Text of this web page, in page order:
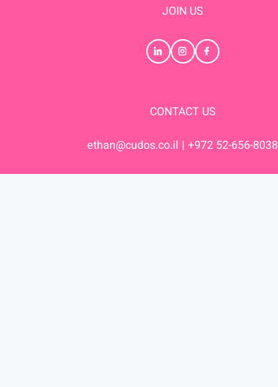
JOIN US
CONTACT US
+972 52-656-8038
ethan@cudos.co.il